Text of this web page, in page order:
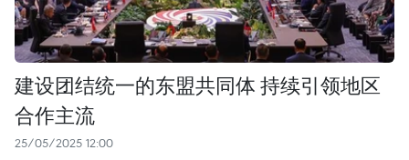
建设团结统一的东盟共同体 持续引领地区
合作主流
25/05/2025 12:00